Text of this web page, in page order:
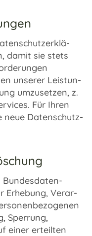
damit sie stets
unse­rer Leis­tun­
umzu­set­zen, z.
Für Ihren
neue Daten­schutz­
Bundes­da­ten­
Erhe­bung, Verar­
Sper­rung,
einer erteil­ten